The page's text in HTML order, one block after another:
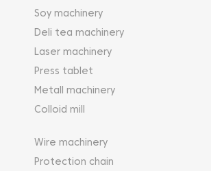
Soy machinery
Deli tea machinery
Laser machinery
Press tablet
Metall machinery
Colloid mill
Wire machinery
Protection chain